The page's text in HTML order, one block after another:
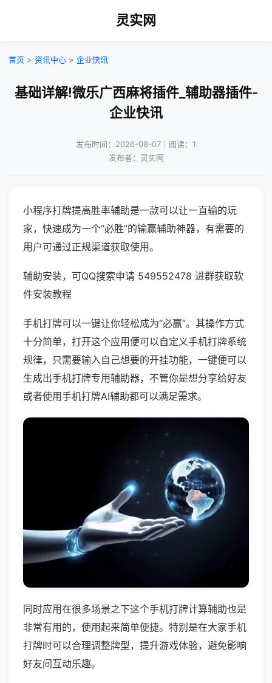
灵实网
首页 > 资讯中心 > 企业快讯
基础详解!微乐广西麻将插件_辅助器插件-
企业快讯
发布时间：2026-08-07｜阅读：1
发布者：灵实网
小程序打牌提高胜率辅助是一款可以让一直输的玩
家，快速成为一个“必胜”的输赢辅助神器，有需要的
用户可通过正规渠道获取使用。
辅助安装，可QQ搜索申请 549552478 进群获取软
件安装教程
手机打牌可以一键让你轻松成为“必赢”。其操作方式
十分简单，打开这个应用便可以自定义手机打牌系统
规律，只需要输入自己想要的开挂功能，一键便可以
生成出手机打牌专用辅助器，不管你是想分享给好友
或者使用手机打牌AI辅助都可以满足需求。
同时应用在很多场景之下这个手机打牌计算辅助也是
非常有用的，使用起来简单便捷。特别是在大家手机
打牌时可以合理调整牌型，提升游戏体验，避免影响
好友间互动乐趣。